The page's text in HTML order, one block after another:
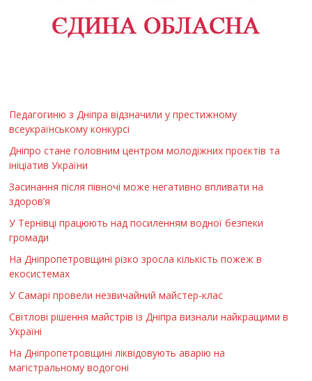
Педагогиню з Дніпра відзначили у престижному
всеукраїнському конкурсі
Дніпро стане головним центром молодіжних проєктів та
ініціатив України
Засинання після півночі може негативно впливати на
здоров’я
У Тернівці працюють над посиленням водної безпеки
громади
На Дніпропетровщині різко зросла кількість пожеж в
екосистемах
У Самарі провели незвичайний майстер-клас
Світлові рішення майстрів із Дніпра визнали найкращими в
Україні
На Дніпропетровщині ліквідовують аварію на
магістральному водогоні